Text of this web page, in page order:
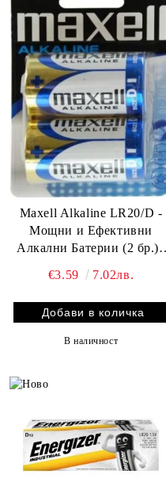
Maxell Alkaline LR20/D -
Мощни и Ефективни
Алкални Батерии (2 бр.) |
€3.59 7.02лв.
В наличност